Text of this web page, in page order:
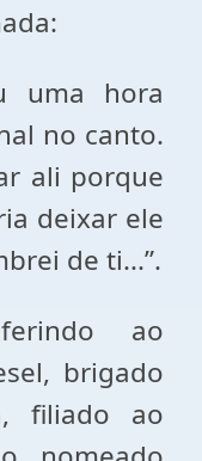
uma hora
no canto.
ali porque
deixar ele
de ti...”.
ao
brigado
filiado ao